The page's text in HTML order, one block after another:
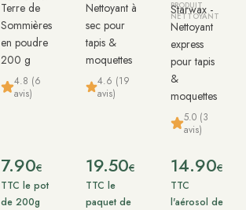
Terre de
Sommières
en poudre
200 g
4.8 (6
avis)
7.90€
TTC le pot
de 200g
Nettoyant à
sec pour
tapis &
moquettes
4.6 (19
avis)
19.50€
TTC le
paquet de
PRODUIT
NETTOYANT
Starwax -
Nettoyant
express
pour tapis
&
moquettes
5.0 (3
avis)
14.90€
TTC
l'aérosol de